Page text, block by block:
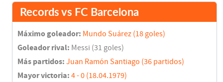
Records vs FC Barcelona
Máximo goleador: Mundo Suárez (18 goles)
Goleador rival: Messi (31 goles)
Más partidos: Juan Ramón Santiago (36 partidos)
Mayor victoria: 4 - 0 (18.04.1979)